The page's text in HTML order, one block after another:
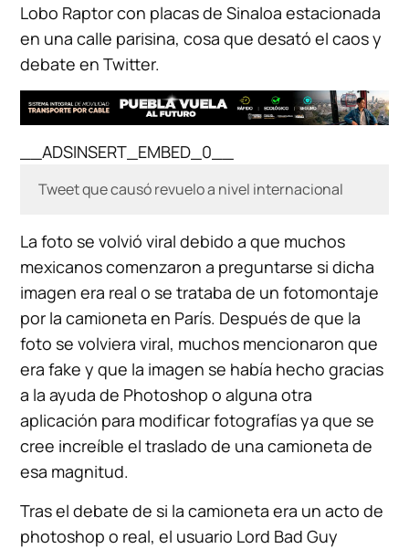
Lobo Raptor con placas de Sinaloa estacionada
en una calle parisina, cosa que desató el caos y
debate en Twitter.
__ADSINSERT_EMBED_0__
Tweet que causó revuelo a nivel internacional
La foto se volvió viral debido a que muchos
mexicanos comenzaron a preguntarse si dicha
imagen era real o se trataba de un fotomontaje
por la camioneta en París. Después de que la
foto se volviera viral, muchos mencionaron que
era fake y que la imagen se había hecho gracias
a la ayuda de Photoshop o alguna otra
aplicación para modificar fotografías ya que se
cree increíble el traslado de una camioneta de
esa magnitud.
Tras el debate de si la camioneta era un acto de
photoshop o real, el usuario Lord Bad Guy